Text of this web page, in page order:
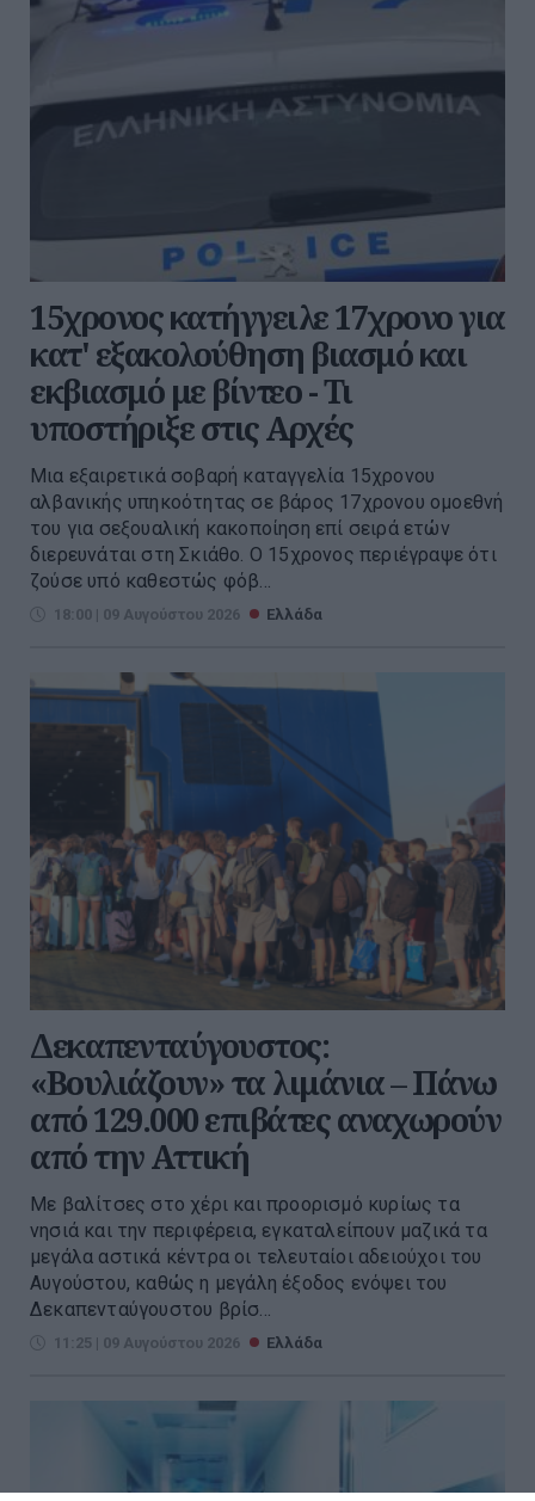
15χρονος κατήγγειλε 17χρονο για
κατ' εξακολούθηση βιασμό και
εκβιασμό με βίντεο - Τι
υποστήριξε στις Αρχές
Μια εξαιρετικά σοβαρή καταγγελία 15χρονου
αλβανικής υπηκοότητας σε βάρος 17χρονου ομοεθνή
του για σεξουαλική κακοποίηση επί σειρά ετών
διερευνάται στη Σκιάθο. Ο 15χρονος περιέγραψε ότι
ζούσε υπό καθεστώς φόβ...
18:00 | 09 Αυγούστου 2026 Ελλάδα
Δεκαπενταύγουστος:
«Βουλιάζουν» τα λιμάνια – Πάνω
από 129.000 επιβάτες αναχωρούν
από την Αττική
Με βαλίτσες στο χέρι και προορισμό κυρίως τα
νησιά και την περιφέρεια, εγκαταλείπουν μαζικά τα
μεγάλα αστικά κέντρα οι τελευταίοι αδειούχοι του
Αυγούστου, καθώς η μεγάλη έξοδος ενόψει του
Δεκαπενταύγουστου βρίσ...
11:25 | 09 Αυγούστου 2026 Ελλάδα